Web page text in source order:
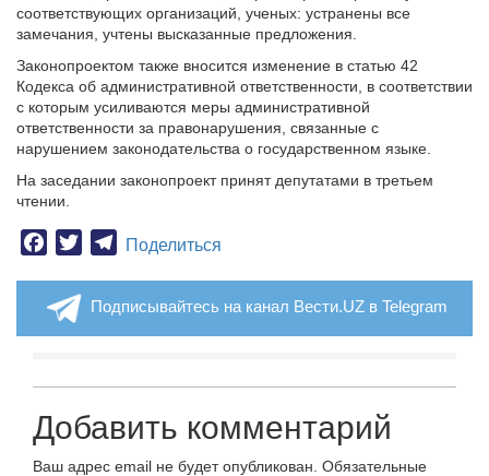
соответствующих организаций, ученых: устранены все
замечания, учтены высказанные предложения.
Законопроектом также вносится изменение в статью 42
Кодекса об административной ответственности, в соответствии
с которым усиливаются меры административной
ответственности за правонарушения, связанные с
нарушением законодательства о государственном языке.
На заседании законопроект принят депутатами в третьем
чтении.
Facebook
TwitterTelegram
Поделиться
Подписывайтесь на канал Вести.UZ в Telegram
Добавить комментарий
Ваш адрес email не будет опубликован. Обязательные